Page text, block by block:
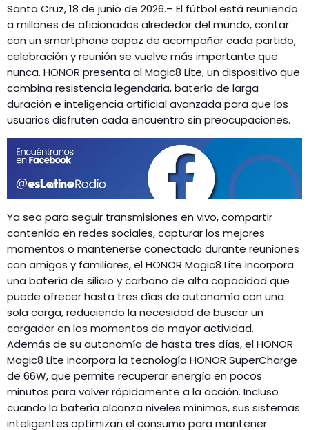
Santa Cruz, 18 de junio de 2026.– El fútbol está reuniendo
a millones de aficionados alrededor del mundo, contar
con un smartphone capaz de acompañar cada partido,
celebración y reunión se vuelve más importante que
nunca. HONOR presenta al Magic8 Lite, un dispositivo que
combina resistencia legendaria, batería de larga
duración e inteligencia artificial avanzada para que los
usuarios disfruten cada encuentro sin preocupaciones.
Ya sea para seguir transmisiones en vivo, compartir
contenido en redes sociales, capturar los mejores
momentos o mantenerse conectado durante reuniones
con amigos y familiares, el HONOR Magic8 Lite incorpora
una batería de silicio y carbono de alta capacidad que
puede ofrecer hasta tres días de autonomía con una
sola carga, reduciendo la necesidad de buscar un
cargador en los momentos de mayor actividad.
Además de su autonomía de hasta tres días, el HONOR
Magic8 Lite incorpora la tecnología HONOR SuperCharge
de 66W, que permite recuperar energía en pocos
minutos para volver rápidamente a la acción. Incluso
cuando la batería alcanza niveles mínimos, sus sistemas
inteligentes optimizan el consumo para mantener